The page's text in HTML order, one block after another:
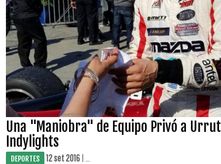
Una "Maniobra" de Equipo Privó a
Indylights
DEPORTES 12 set 2016 | ...